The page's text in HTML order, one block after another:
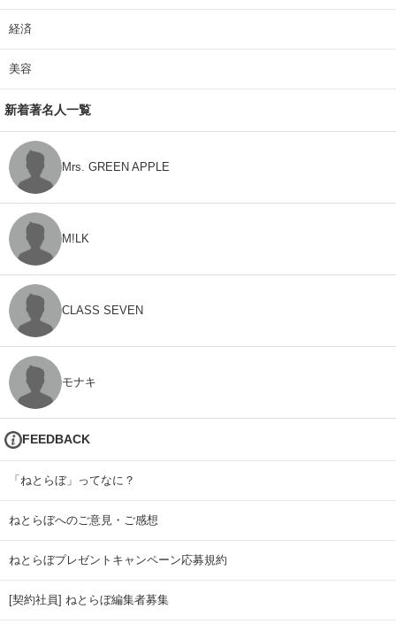
経済
美容
新着著名人一覧
Mrs. GREEN APPLE
M!LK
CLASS SEVEN
モナキ
FEEDBACK
「ねとらぼ」ってなに？
ねとらぼへのご意見・ご感想
ねとらぼプレゼントキャンペーン応募規約
[契約社員] ねとらぼ編集者募集